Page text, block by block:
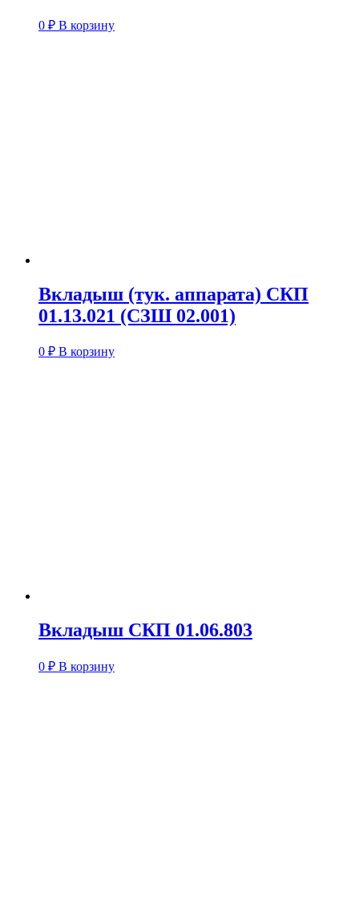
0 ₽ В корзину
Вкладыш (тук. аппарата) СКП
01.13.021 (СЗШ 02.001)
0 ₽ В корзину
Вкладыш СКП 01.06.803
0 ₽ В корзину